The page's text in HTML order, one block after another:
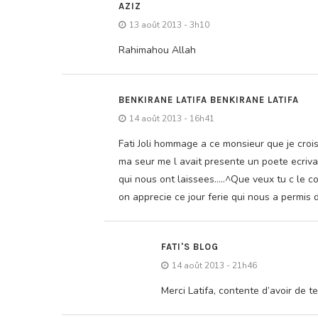
AZIZ
13 août 2013 - 3h10
Rahimahou Allah
BENKIRANE LATIFA BENKIRANE LATIFA
14 août 2013 - 16h41
Fati Joli hommage a ce monsieur que je
ma seur me l avait presente un poete
qui nous ont laissees…..^Que veux tu c le
on apprecie ce jour ferie qui nous a
FATI'S BLOG
14 août 2013 - 21h46
Merci Latifa, contente d’avoir de